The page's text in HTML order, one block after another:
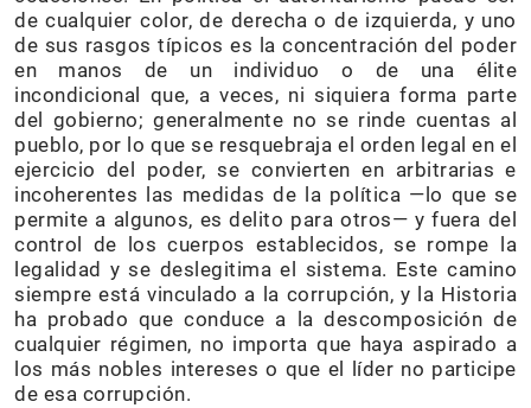
de cualquier color, de derecha o de izquierda, y uno
de sus rasgos típicos es la concentración del poder
en manos de un individuo o de una élite
incondicional que, a veces, ni siquiera forma parte
del gobierno; generalmente no se rinde cuentas al
pueblo, por lo que se resquebraja el orden legal en el
ejercicio del poder, se convierten en arbitrarias e
incoherentes las medidas de la política —lo que se
permite a algunos, es delito para otros— y fuera del
control de los cuerpos establecidos, se rompe la
legalidad y se deslegitima el sistema. Este camino
siempre está vinculado a la corrupción, y la Historia
ha probado que conduce a la descomposición de
cualquier régimen, no importa que haya aspirado a
los más nobles intereses o que el líder no participe
de esa corrupción.